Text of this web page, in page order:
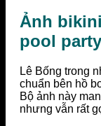
Ảnh
pool party
Lê Bống trong
chuẩn bên hồ
Bộ ảnh này
nhưng vẫn rất